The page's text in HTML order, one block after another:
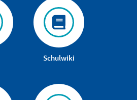
Schulwiki